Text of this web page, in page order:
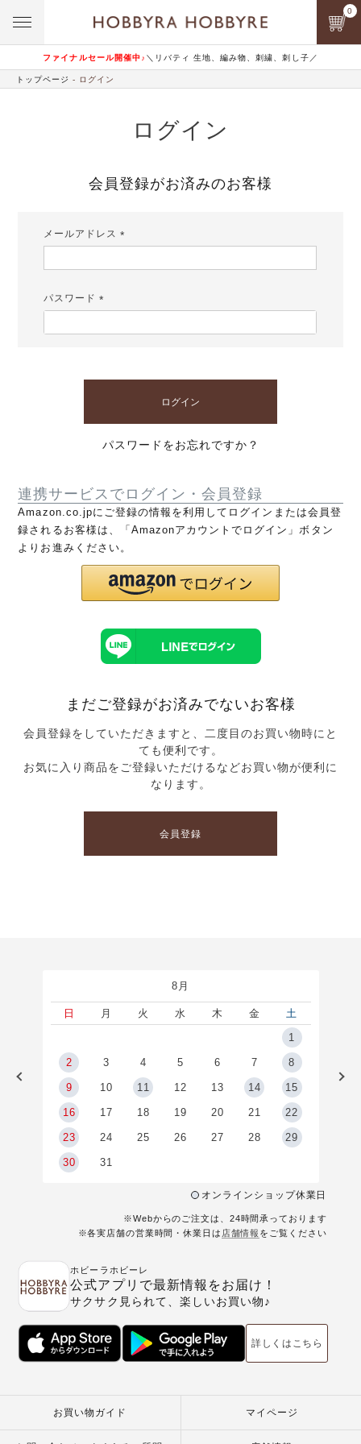
ファイナルセール開催中♪ ＼リバティ 生地、編み物、刺繍、刺し子／
0
トップページ ログイン
ログイン
会員登録がお済みのお客様
メールアドレス
パスワード
ログイン
パスワードをお忘れですか？
連携サービスでログイン・会員登録
Amazon.co.jpにご登録の情報を利用してログインまたは会員登
録されるお客様は、「Amazonアカウントでログイン」ボタン
よりお進みください。
まだご登録がお済みでないお客様
会員登録をしていただきますと、二度目のお買い物時にと
ても便利です。
お気に入り商品をご登録いただけるなどお買い物が便利に
なります。
会員登録
8月
日 月 火 水 木 金
土
1
2 3 4 5 6 7 8
9 10 11 12 13 14 15
16 17 18 19 20 21 22
23 24 25 26 27 28 29
30 31
オンラインショップ休業日
※Webからのご注文は、24時間承っております
※各実店舗の営業時間・休業日は 店舗情報 をご覧ください
ホビーラホビーレ
公式アプリで最新情報をお届け！
サクサク見られて、楽しいお買い物♪
詳しくはこちら
お買い物ガイド マイページ